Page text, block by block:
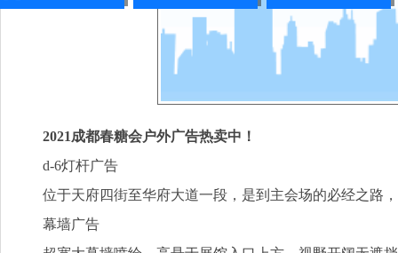
2021成都春糖会户外广告热卖中！
d-6灯杆广告
位于天府四街至华府大道一段，是到主会场的必经之路
幕墙广告